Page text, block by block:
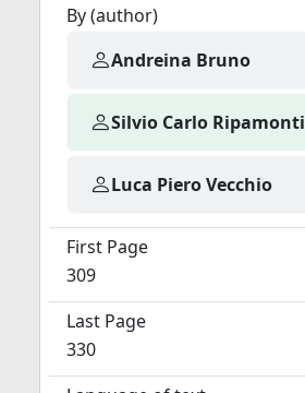
By (author)
Andreina Bruno
Silvio Carlo Ripamonti
Luca Piero Vecchio
First Page
309
Last Page
330